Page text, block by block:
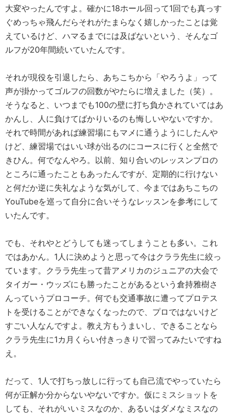
大変やったんですよ。確かに18ホール回って1回でも真っす
ぐめっちゃ飛んだらそれがたまらなく嬉しかったことは覚
えているけど、ハマるまでには及ばないという、そんなゴ
ルフが20年間続いていたんです。
それが現役を引退したら、あちこちから「やろうよ」って
声が掛かってゴルフの回数がやたらに増えました（笑）。
そうなると、いつまでも100の壁に打ち負かされていてはあ
かんし、人に負けてばかりいるのも悔しいやないですか。
それで時間があれば練習場にもマメに通うようにしたんや
けど、練習場ではいい球が出るのにコースに行くと全然で
きひん。何でなんやろ。以前、知り合いのレッスンプロの
ところに通ったこともあったんですが、定期的に行けない
と何だか逆に失礼なような気がして、今まではあちこちの
YouTubeを巡って自分に合いそうなレッスンを参考にして
いたんです。
でも、それやとどうしても迷ってしまうことも多い。これ
ではあかん。1人に決めようと思って今はクララ先生に絞っ
ています。クララ先生って昔アメリカのジュニアの大会で
タイガー・ウッズにも勝ったことがあるという倉持雅樹さ
んっていうプロコーチ。何でも交通事故に遭ってプロテス
トを受けることができなくなったので、プロではないけど
すごい人なんですよ。教え方もうまいし、できることなら
クララ先生に1カ月くらい付きっきりで習ってみたいですね
え。
だって、1人で打ちっ放しに行っても自己流でやっていたら
何が正解か分からないやないですか。仮にミスショットを
しても、それがいいミスなのか、あるいはダメなミスなの